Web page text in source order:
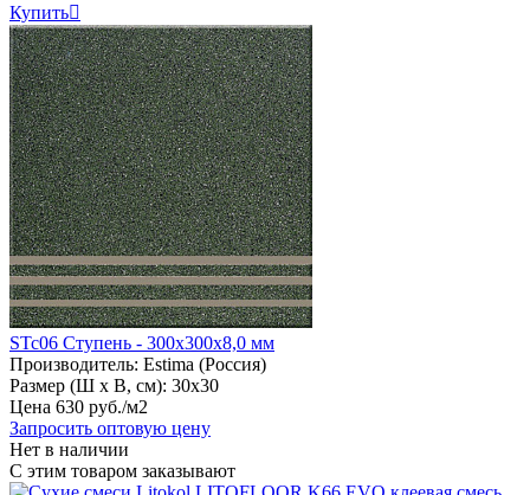
Купить
STc06 Ступень - 300x300x8,0 мм
Производитель: Estima (Россия)
Размер (Ш х В, см): 30х30
Цена 630 руб./м2
Запросить оптовую цену
Нет в наличии
С этим товаром заказывают